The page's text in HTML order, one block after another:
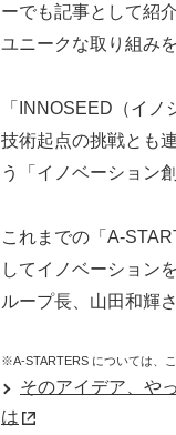
ーでも記事として紹
ユニークな取り組み
「INNOSEED（イ
技術起点の挑戦とも
う「イノベーション
これまでの「A-
してイノベーション
ループ長、山田和輝
※A-STARTERS については、
そのアイデア、や
は